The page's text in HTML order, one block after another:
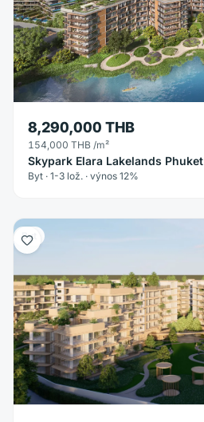
8,290,000 THB
154,000 THB /m²
Skypark Elara Lakelands Phuket
Byt · 1-3 lož. · výnos 12%
Byt